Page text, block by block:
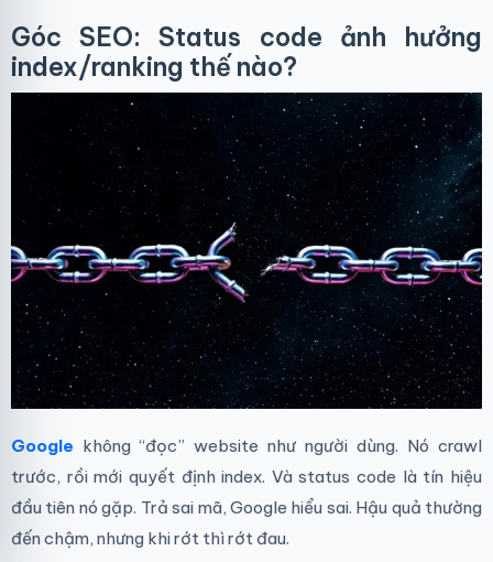
Góc SEO: Status code ảnh hưởng
index/ranking thế nào?
Google không “đọc” website như người dùng. Nó crawl
trước, rồi mới quyết định index. Và status code là tín hiệu
đầu tiên nó gặp. Trả sai mã, Google hiểu sai. Hậu quả thường
đến chậm, nhưng khi rớt thì rớt đau.